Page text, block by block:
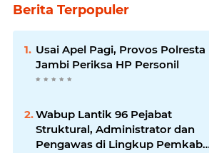
Berita Terpopuler
Usai Apel Pagi, Provos Polresta
Jambi Periksa HP Personil
Wabup Lantik 96 Pejabat
Struktural, Administrator dan
Pengawas di Lingkup Pemkab